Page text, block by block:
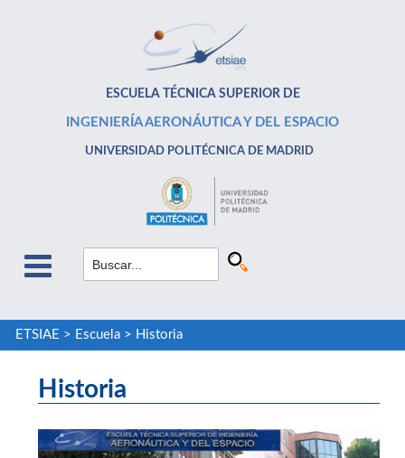
ESCUELA TÉCNICA SUPERIOR DE
INGENIERÍA AERONÁUTICA Y DEL ESPACIO
UNIVERSIDAD POLITÉCNICA DE MADRID
ETSIAE > Escuela> Historia
Historia